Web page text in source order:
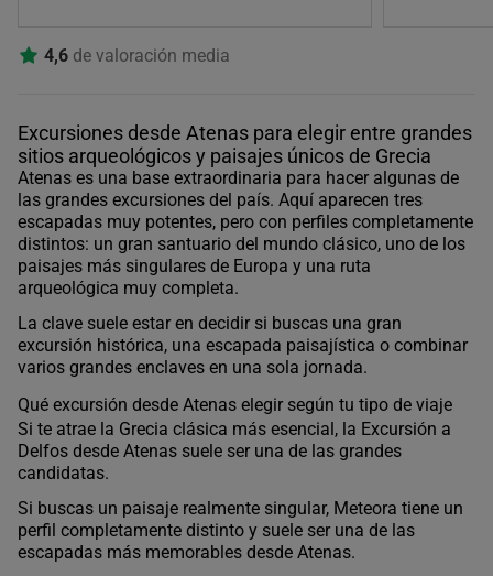
4,6 de valoración media
Excursiones desde Atenas para elegir entre grandes
sitios arqueológicos y paisajes únicos de Grecia
Atenas es una base extraordinaria para hacer algunas de
las grandes excursiones del país. Aquí aparecen tres
escapadas muy potentes, pero con perfiles completamente
distintos: un gran santuario del mundo clásico, uno de los
paisajes más singulares de Europa y una ruta
arqueológica muy completa.
La clave suele estar en decidir si buscas una gran
excursión histórica, una escapada paisajística o combinar
varios grandes enclaves en una sola jornada.
Qué excursión desde Atenas elegir según tu tipo de viaje
Si te atrae la Grecia clásica más esencial, la Excursión a
Delfos desde Atenas suele ser una de las grandes
candidatas.
Si buscas un paisaje realmente singular, Meteora tiene un
perfil completamente distinto y suele ser una de las
escapadas más memorables desde Atenas.